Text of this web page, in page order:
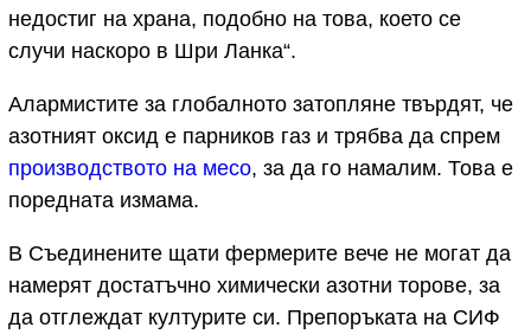
недостиг на храна, подобно на това, което се
случи наскоро в Шри Ланка“.
Алармистите за глобалното затопляне твърдят, че
азотният оксид е парников газ и трябва да спрем
производството на месо, за да го намалим. Това е
поредната измама.
В Съединените щати фермерите вече не могат да
намерят достатъчно химически азотни торове, за
да отглеждат културите си. Препоръката на СИФ